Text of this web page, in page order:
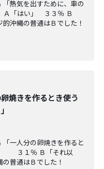
「熱気を出すために、車の
Ａ「はい」 ３３％ Ｂ
的沖縄の普通はＢでした！
卵焼きを作るとき使う
一人分の卵焼きを作ると
」 ３１％ Ｂ「それ以
普通はＢでした！